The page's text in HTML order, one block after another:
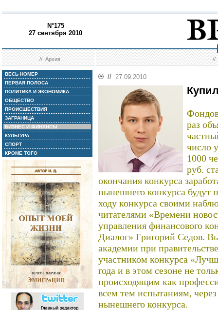
N°175
27 сентября 2010
//Архив //
ВЕСЬ НОМЕР
ПЕРВАЯ ПОЛОСА
ПОЛИТИКА И ЭКОНОМИКА
ОБЩЕСТВО
ПРОИСШЕСТВИЯ
ЗАГРАНИЦА
БИЗНЕС И ФИНАНСЫ
КУЛЬТУРА
СПОРТ
КРОМЕ ТОГО
// 27.09.2010
раз
число
1000
руб.
окончания конкурса
нынешнего конкурса будут
ходу конкурса своими
читателями «Времени
управления финансового
Диалог» Григорий Седов.
академии при
участником конкурса
года и в этом сезоне не
происходящим как
всем тем испытаниям,
нынешнего конкурса.